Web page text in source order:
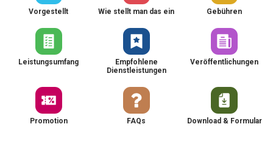
Vorgestellt Wie stellt man das ein Gebühren
Leistungsumfang
Empfohlene
Dienstleistungen
Veröffentlichungen
Promotion FAQs Download & Formular